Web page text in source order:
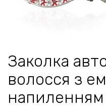
Заколка
волосся з
напиленням